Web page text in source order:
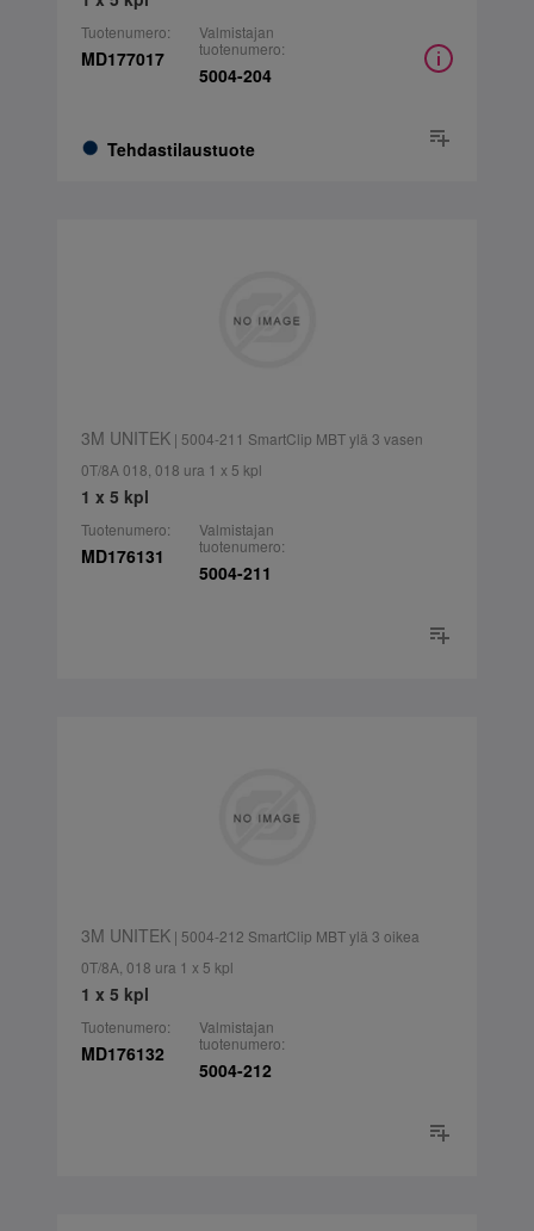
Tuotenumero:
MD177017
Tehdastilaustuote
Valmistajan
tuotenumero:
5004-204
3M UNITEK| 5004-211 SmartClip MBT ylä 3 vasen
0T/8A 018, 018 ura 1 x 5 kpl
1 x 5 kpl
Tuotenumero:
MD176131
Valmistajan
tuotenumero:
5004-211
3M UNITEK| 5004-212 SmartClip MBT ylä 3 oikea
0T/8A, 018 ura 1 x 5 kpl
1 x 5 kpl
Tuotenumero:
MD176132
Valmistajan
tuotenumero:
5004-212